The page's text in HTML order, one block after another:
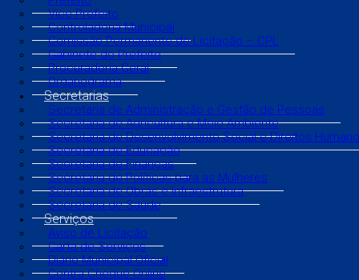
Vice Prefeito
Controladoria Municipal
Comissão Permanente de Licitação – CPL
Gabinete do Prefeito
Procuradoria Geral
Organograma
Secretarias
Secretaria de Administração e Gestão de Pessoas
Secretaria de Agricultura e Meio Ambiente
Secretaria de Desenvolvimento Social e Direitos
Secretaria de Educação
Secretaria de Finanças
Secretaria de Políticas para as Mulheres
Secretaria de Obras e Infraestrutura
Secretaria de Saúde
Serviços
Aviso de Licitação
Carta de Serviços
Diário Municipal Oficial
Contra Cheque Online